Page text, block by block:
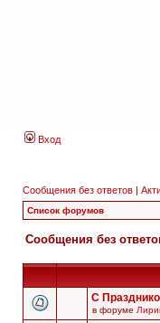
Вход
Сообщения без ответов |
Список форумов
Сообщения без
С
в форуме